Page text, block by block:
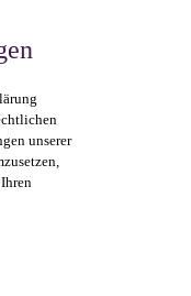
unserer